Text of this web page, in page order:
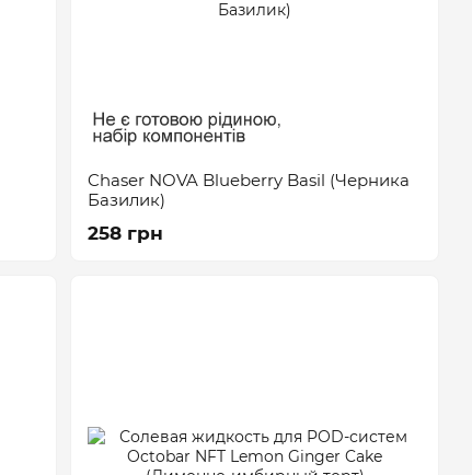
Chaser NOVA Blueberry Basil (Черника
Базилик)
258 грн